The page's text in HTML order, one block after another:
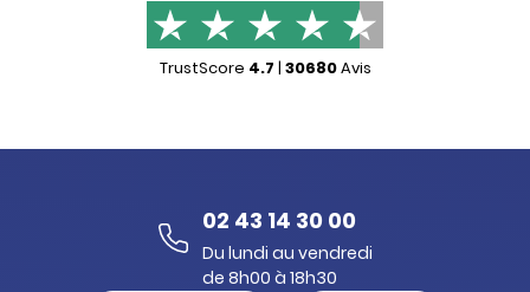
TrustScore 4.7 | 30680Avis
02 43 14 30 00
Du lundi au vendredi
de 8h00 à 18h30